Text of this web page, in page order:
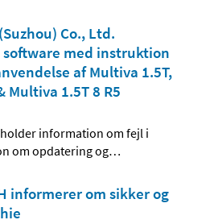
Co., Ltd.
med instruktion
af Multiva 1.5T,
Multiva 1.5T 8 R5
information om fejl i
om opdatering og…
informerer om sikker og